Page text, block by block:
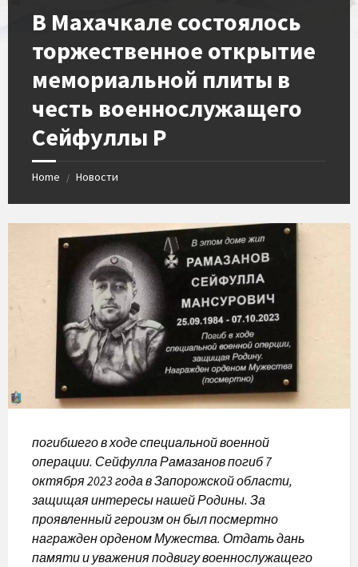
​В Махачкале состоялось
торжественное открытие
мемориальной плиты в
честь военнослужащего
Сейфуллы Р
Home / Новости
погибшего в ходе специальной военной
операции. Сейфулла Рамазанов погиб 7
октября 2023 года в Запорожской области,
защищая интересы нашей Родины. За
проявленный героизм он был посмертно
награжден орденом Мужества. Отдать дань
памяти и уважения подвигу военнослужащего